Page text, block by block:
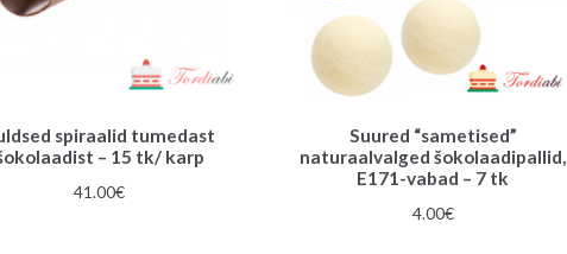
spiraalid tumedast
– 15 tk/ karp
41.00€
Suured “sametised”
naturaalvalged šokolaadipallid,
E171-vabad – 7 tk
4.00€